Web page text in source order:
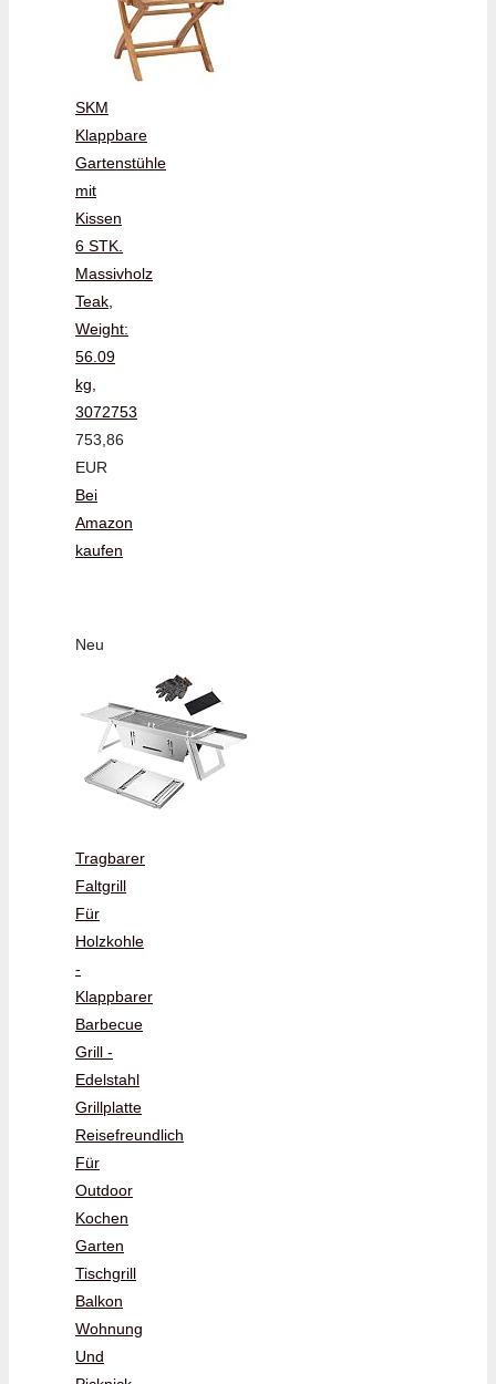
SKM
Klappbare
Gartenstühle
mit
Kissen
6 STK.
Massivholz
Teak,
Weight:
56.09
kg,
3072753
753,86
EUR
Bei
Amazon
kaufen
Neu
Tragbarer
Faltgrill
Für
Holzkohle
-
Klappbarer
Barbecue
Grill -
Edelstahl
Grillplatte
Reisefreundlich
Für
Outdoor
Kochen
Garten
Tischgrill
Balkon
Wohnung
Und